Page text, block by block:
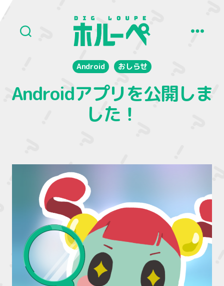
ル
ー
ペ
Android おしらせ
Androidアプリを公開しま
した！